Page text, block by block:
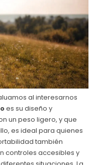
al interesarnos
es su diseño y
un peso ligero, y que
es ideal para quienes
también
controles accesibles y